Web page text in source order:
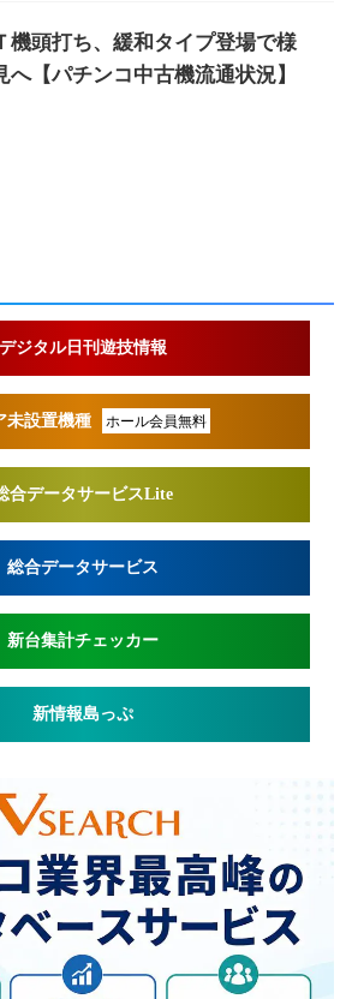
機頭打ち、緩和タイプ登場で様
へ【パチンコ中古機流通状況】
デジタル日刊遊技情報
未設置機種 ホール会員無料
合データサービスLite
総合データサービス
新台集計チェッカー
新情報島っぷ